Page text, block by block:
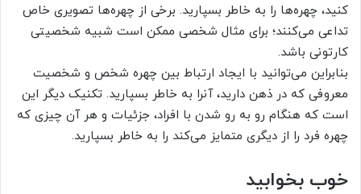
کنید، چهره‌ها را به خاطر بسپارید. برخی از چهره‌ها تصویری خاص
تداعی می‌کنند؛‌ برای مثال شخصی ممکن است شبیه شخصیتی
کارتونی باشد.
بنابراین می‌توانید با ایجاد ارتباط بین چهره شخص و شخصیت
معروفی که در ذهن دارید، آنرا به خاطر بسپارید. تکنیک دیگر این
است که هنگام رو به رو شدن با افراد، جزئیات و هر آن چیزی که
چهره فرد را از دیگری متمایز می‌کند را به خاطر بسپارید.
خوب بخوابید